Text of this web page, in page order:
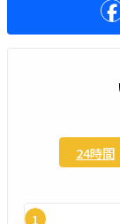
24時間